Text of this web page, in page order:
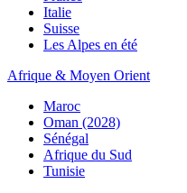
Italie
Suisse
Les Alpes en été
Afrique & Moyen Orient
Maroc
Oman (2028)
Sénégal
Afrique du Sud
Tunisie